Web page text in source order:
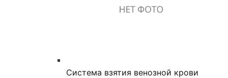
Система взятия венозной крови